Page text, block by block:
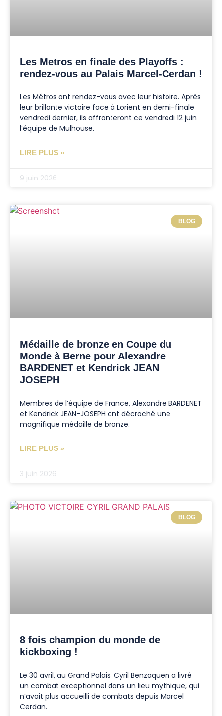
Les Metros en finale des Playoffs :
rendez-vous au Palais Marcel-Cerdan !
Les Métros ont rendez-vous avec leur histoire. Après
leur brillante victoire face à Lorient en demi-finale
vendredi dernier, ils affronteront ce vendredi 12 juin
l’équipe de Mulhouse.
LIRE PLUS »
9 juin 2026
BLOG
Médaille de bronze en Coupe du
Monde à Berne pour Alexandre
BARDENET et Kendrick JEAN
JOSEPH
Membres de l’équipe de France, Alexandre BARDENET
et Kendrick JEAN-JOSEPH ont décroché une
magnifique médaille de bronze.
LIRE PLUS »
3 juin 2026
BLOG
8 fois champion du monde de
kickboxing !
Le 30 avril, au Grand Palais, Cyril Benzaquen a livré
un combat exceptionnel dans un lieu mythique, qui
n’avait plus accueilli de combats depuis Marcel
Cerdan.